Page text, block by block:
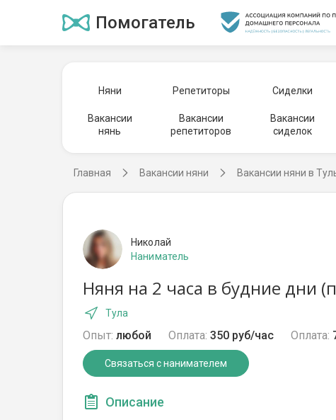
Помогатель
Няни Репетиторы Сиделки
Вакансии
нянь
Вакансии
репетиторов
Вакансии
сиделок
Главная Вакансии няни Вакансии няни в
Николай
Наниматель
Няня на 2 часа в будние дни
Тула
Опыт: любой Оплата: 350 руб/час Оплата:
Связаться с нанимателем
Описание